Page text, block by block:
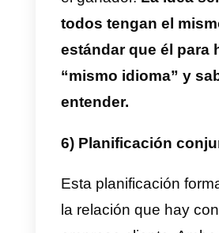
empresa cliente.
defender los
con el fin de
hacer una
empresa cliente
son los